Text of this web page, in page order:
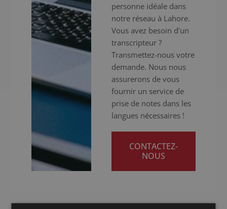
personne idéale dans
notre réseau à Lahore.
Vous avez besoin d'un
transcripteur ?
Transmettez-nous votre
demande. Nous nous
assurerons de vous
fournir un service de
prise de notes dans les
langues nécessaires !
CONTACTEZ-
NOUS